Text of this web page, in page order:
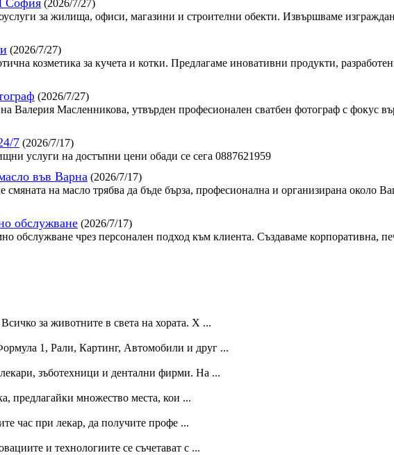
(2026/7/27)
за жилища, офиси, магазини и строителни обекти. Извършваме
(2026/7/27)
козметика за кучета и котки. Предлагаме иновативни продукти,
(2026/7/27)
Валерия Масленникова, утвърден професионален сватбен фотограф с фокус
7 (2026/7/17)
услуги на достъпни цени обади се сега 0887621959
във Варна (2026/7/17)
смяната на масло трябва да бъде бърза, професионална и организирана около
обслужване (2026/7/17)
обслужване чрез персонален подход към клиента. Създаваме корпоративна,
за животните в света на хората. Х ...
1, Рали, Картинг, Автомобили и друг ...
зъботехници и дентални фирми. На ...
предлагайки множество места, кои ...
час при лекар, да получите профе ...
и технологиите се съчетават с ...